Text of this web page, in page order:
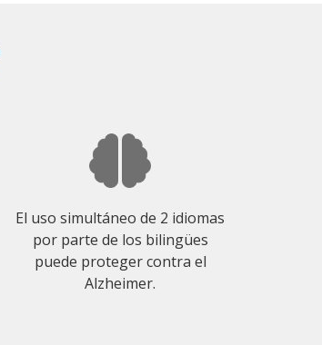
El uso simultáneo de 2 idiomas
por parte de los bilingües
puede proteger contra el
Alzheimer.